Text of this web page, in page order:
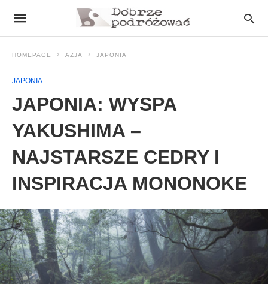
HOMEPAGE AZJA JAPONIA
JAPONIA
JAPONIA: WYSPA
YAKUSHIMA –
NAJSTARSZE CEDRY I
INSPIRACJA MONONOKE